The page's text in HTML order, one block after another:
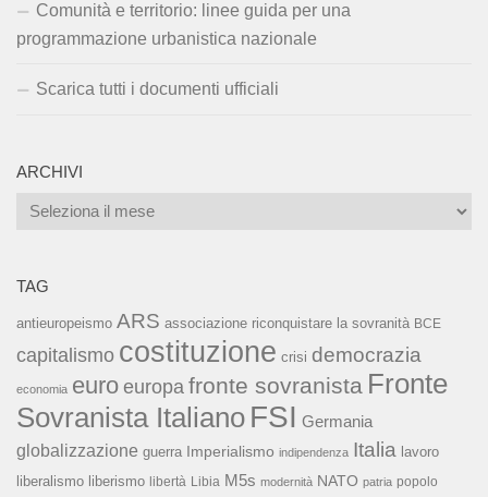
Comunità e territorio: linee guida per una
programmazione urbanistica nazionale
Scarica tutti i documenti ufficiali
ARCHIVI
Archivi
TAG
antieuropeismo ARS associazione riconquistare la sovranità BCE
capitalismo costituzione crisi democrazia
economia euro europa fronte sovranista Fronte
Sovranista Italiano FSI Germania
globalizzazione guerra Imperialismo indipendenza Italia lavoro
liberalismo liberismo libertà Libia M5s modernità NATO patria popolo